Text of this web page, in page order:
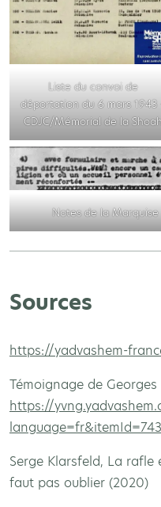
Liste du convoi de
déportation du 6 mars 1943
CDJC/Mémorial de la
Notes de la
Sources
https://yadvashem-
Témoignage de Georges
https://
Serge Klarsfeld, La rafle
faut pas oublier (2020)